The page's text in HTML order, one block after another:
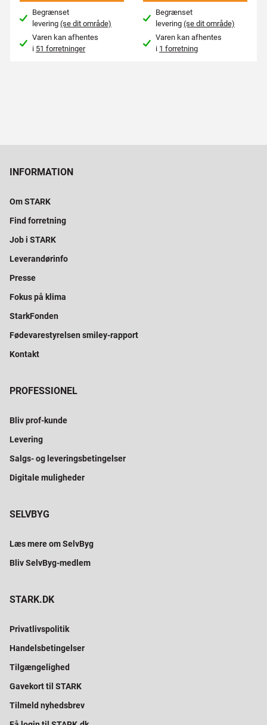
Begrænset
levering(se dit område)
Varen kan afhentes
i 51 forretninger
Begrænset
levering(se dit område)
Varen kan afhentes
i 1 forretning
INFORMATION
Om STARK
Find forretning
Job i STARK
Leverandørinfo
Presse
Fokus på klima
StarkFonden
Fødevarestyrelsen smiley-rapport
Kontakt
PROFESSIONEL
Bliv prof-kunde
Levering
Salgs- og leveringsbetingelser
Digitale muligheder
SELVBYG
Læs mere om SelvByg
Bliv SelvByg-medlem
STARK.DK
Privatlivspolitik
Handelsbetingelser
Tilgængelighed
Gavekort til STARK
Tilmeld nyhedsbrev